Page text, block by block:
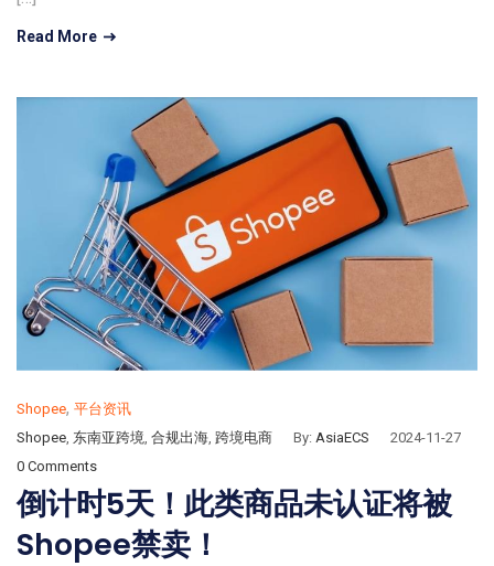
Read More
Shopee, 平台资讯
Shopee 东南亚跨境 合规出海 跨境电商 By: AsiaECS
2024-11-27
0 Comments
倒计时5天！此类商品未认证将被
Shopee禁卖！